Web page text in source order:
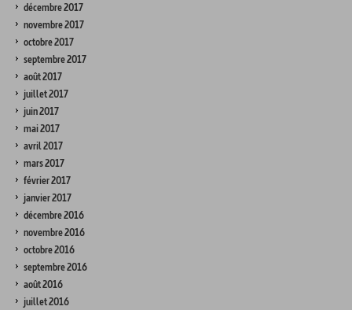
décembre 2017
novembre 2017
octobre 2017
septembre 2017
août 2017
juillet 2017
juin 2017
mai 2017
avril 2017
mars 2017
février 2017
janvier 2017
décembre 2016
novembre 2016
octobre 2016
septembre 2016
août 2016
juillet 2016